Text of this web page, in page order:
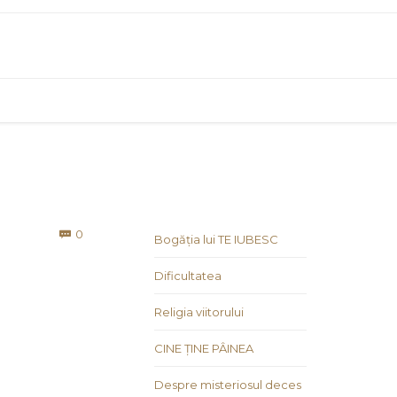
 0 Bogăția lui TE IUBESC
Dificultatea
Religia viitorului
CINE ȚINE PÂINEA
Despre misteriosul deces